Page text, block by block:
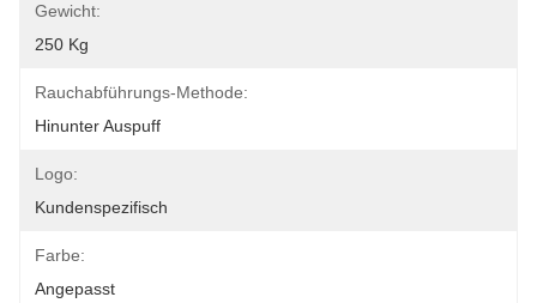
Gewicht:
250 Kg
Rauchabführungs-Methode:
Hinunter Auspuff
Logo:
Kundenspezifisch
Farbe:
Angepasst